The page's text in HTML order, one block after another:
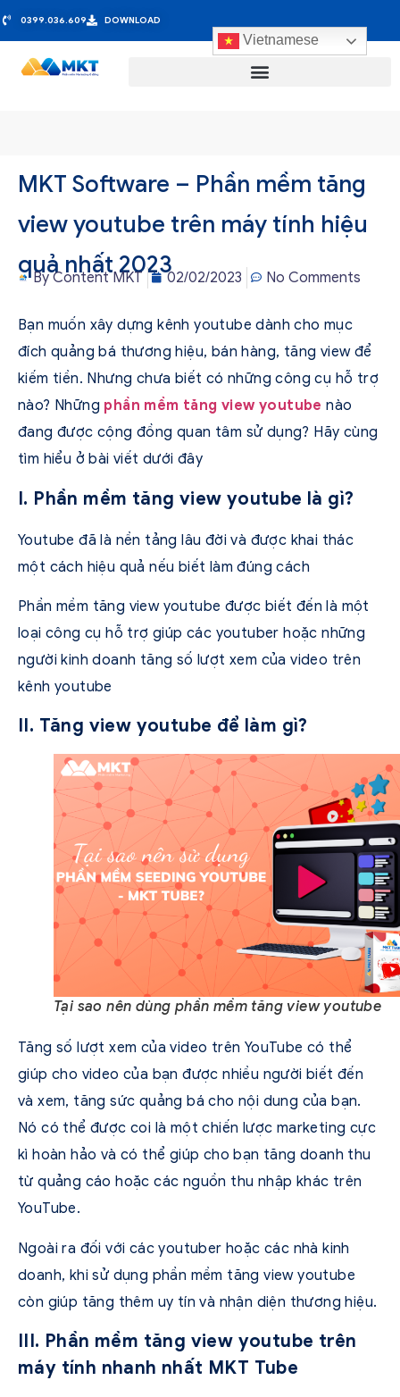
0399.036.609 DOWNLOAD
Vietnamese
MKT Software – Phần mềm tăng
view youtube trên máy tính hiệu
quả nhất 2023
ByContent MKT 02/02/2023 No Comments
Bạn muốn xây dựng kênh youtube dành cho mục
đích quảng bá thương hiệu, bán hàng, tăng view để
kiếm tiền. Nhưng chưa biết có những công cụ hỗ trợ
nào? Những phần mềm tăng view youtube nào
đang được cộng đồng quan tâm sử dụng? Hãy cùng
tìm hiểu ở bài viết dưới đây
I. Phần mềm tăng view youtube là gì?
Youtube đã là nền tảng lâu đời và được khai thác
một cách hiệu quả nếu biết làm đúng cách
Phần mềm tăng view youtube được biết đến là một
loại công cụ hỗ trợ giúp các youtuber hoặc những
người kinh doanh tăng số lượt xem của video trên
kênh youtube
II. Tăng view youtube để làm gì?
Tại sao nên dùng phần mềm tăng view youtube
Tăng số lượt xem của video trên YouTube có thể
giúp cho video của bạn được nhiều người biết đến
và xem, tăng sức quảng bá cho nội dung của bạn.
Nó có thể được coi là một chiến lược marketing cực
kì hoàn hảo và có thể giúp cho bạn tăng doanh thu
từ quảng cáo hoặc các nguồn thu nhập khác trên
YouTube.
Ngoài ra đối với các youtuber hoặc các nhà kinh
doanh, khi sử dụng phần mềm tăng view youtube
còn giúp tăng thêm uy tín và nhận diện thương hiệu.
III. Phần mềm tăng view youtube trên
máy tính nhanh nhất MKT Tube